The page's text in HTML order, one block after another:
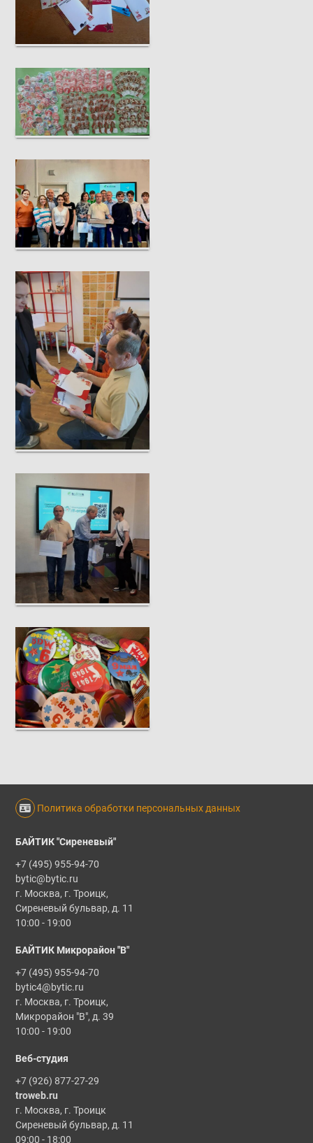
Политика обработки персональных данных
БАЙТИК "Сиреневый"
+7 (495) 955-94-70
bytic@bytic.ru
г. Москва, г. Троицк,
Сиреневый бульвар, д. 11
10:00 - 19:00
БАЙТИК Микрорайон "В"
+7 (495) 955-94-70
bytic4@bytic.ru
г. Москва, г. Троицк,
Микрорайон "В", д. 39
10:00 - 19:00
Веб-студия
+7 (926) 877-27-29
troweb.ru
г. Москва, г. Троицк
Сиреневый бульвар, д. 11
09:00 - 18:00